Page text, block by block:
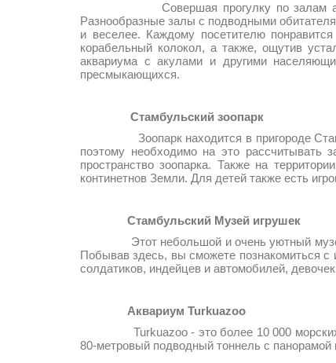
Совершая прогулку по залам
Разнообразные залы с подводными
и веселее. Каждому посетителю
корабельный колокол, а также, ощутив
аквариума с акулами и другими
пресмыкающихся.
Стамбульский зоопарк
Зоопарк находится в пригороде
поэтому необходимо на это рассчитывать
пространство зоопарка. Также на
континетнов Земли. Для детей также есть
Стамбульский Музей игрушек
Этот небольшой и очень уютный музей в
Побывав здесь, вы сможете познакомиться с
солдатиков, индейцев и автомобилей,
Аквариум Turkuazoo
Turkuazoo - это более 10 000 морских
80-метровый подводный тоннель с панорамой